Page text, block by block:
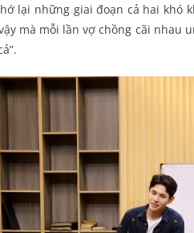
lại những giai đoạn cả hai khó
mà mỗi lần vợ chồng cãi nhau